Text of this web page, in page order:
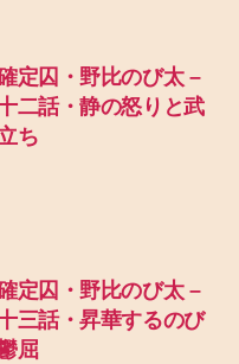
定囚・野比のび太 –
二話・静の怒りと武
ち
定囚・野比のび太 –
三話・昇華するのび
屈